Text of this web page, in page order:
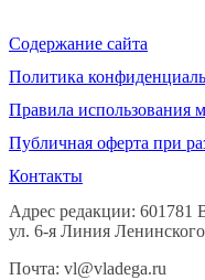
Содержание сайта
Политика
Правила использования
Публичная оферта при
Контакты
Адрес редакции: 601781
ул. 6-я Линия
Почта: vl@vladega.ru